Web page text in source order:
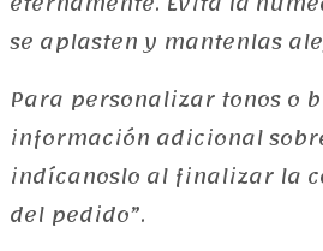
se aplasten y mantenlas
Para personalizar tonos o
información adicional
indícanoslo al finalizar la
del pedido”.